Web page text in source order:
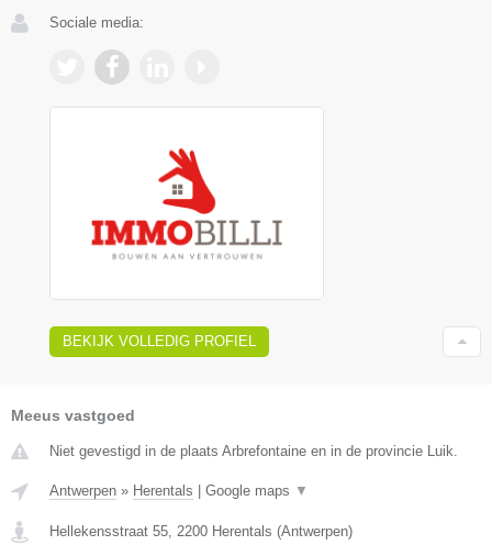
Sociale media:
BEKIJK VOLLEDIG PROFIEL
Meeus vastgoed
Niet gevestigd in de plaats Arbrefontaine en in de provincie Luik.
Antwerpen » Herentals Google maps ▼
Hellekensstraat 55, 2200 Herentals (Antwerpen)